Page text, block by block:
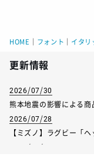
HOME フォント イタリ
更新情報
2026/07/30
熊本地震の影響による商
2026/07/28
【ミズノ】ラグビー「
2026/07/01